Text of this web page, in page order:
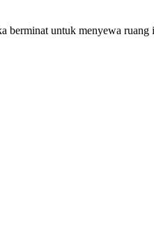
berminat untuk menyewa